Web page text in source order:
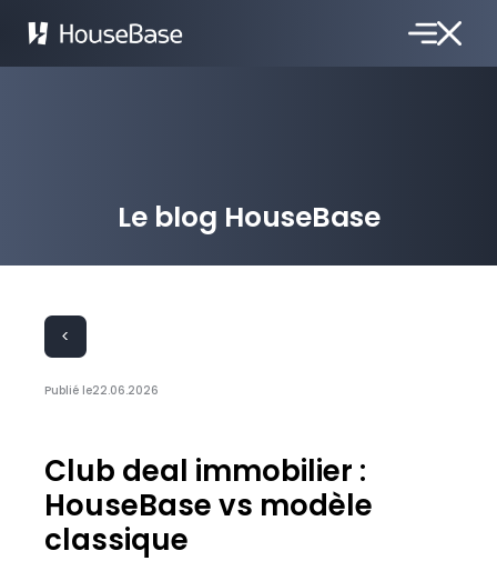
Le blog HouseBase
<
Publié le22.06.2026
Club deal immobilier :
HouseBase vs modèle
classique